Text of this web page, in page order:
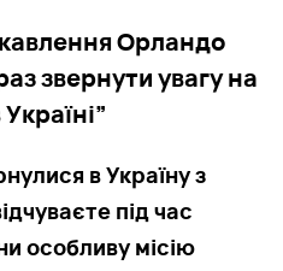
Орландо
звернути увагу на
в Україну з
під час
особливу місію